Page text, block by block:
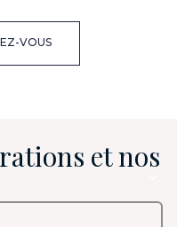
VOUS
et nos